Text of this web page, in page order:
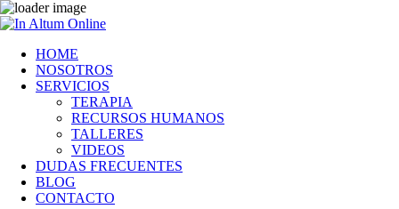
HOME
NOSOTROS
SERVICIOS
TERAPIA
RECURSOS HUMANOS
TALLERES
VIDEOS
DUDAS FRECUENTES
BLOG
CONTACTO